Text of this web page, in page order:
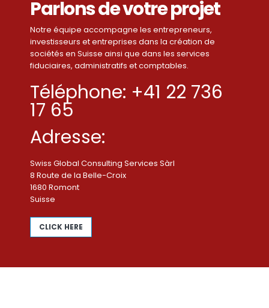
Parlons de votre projet
Notre équipe accompagne les entrepreneurs,
investisseurs et entreprises dans la création de
sociétés en Suisse ainsi que dans les services
fiduciaires, administratifs et comptables.
Téléphone: +41 22 736
17 65
Adresse:
Swiss Global Consulting Services Sàrl
8 Route de la Belle-Croix
1680 Romont
Suisse
CLICK HERE